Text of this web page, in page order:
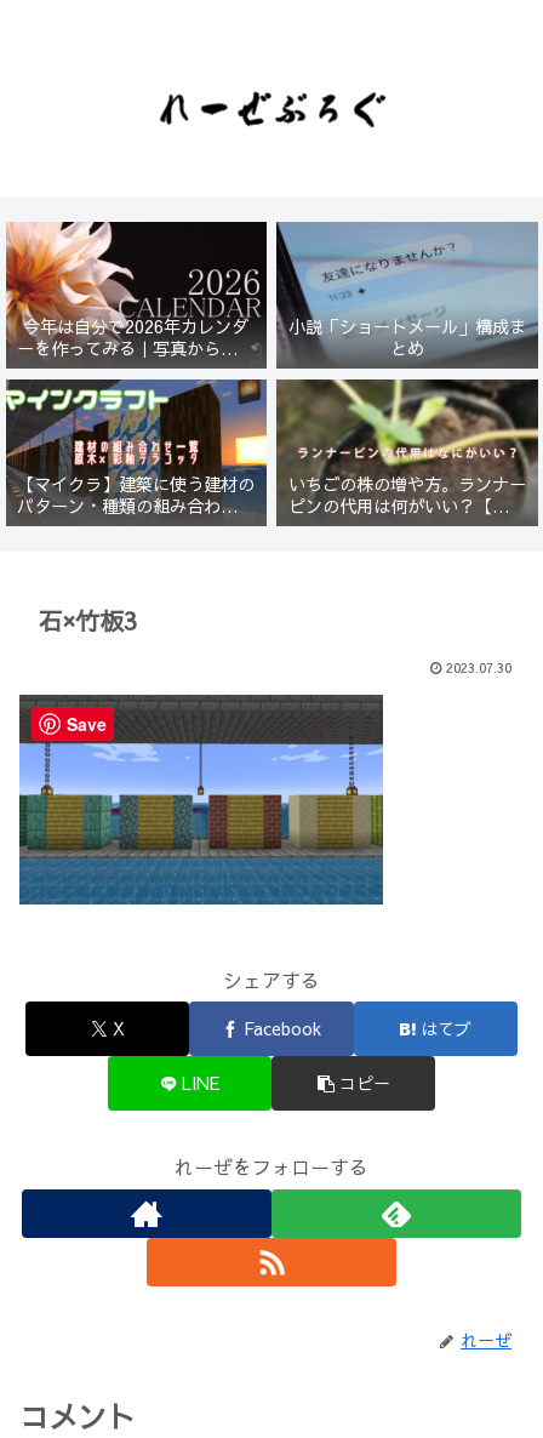
今年は自分で2026年カレンダ
ーを作ってみる｜写真から始ま
る小さなプロジェクト【一灯
花】
小説「ショートメール」構成ま
とめ
【マイクラ】建築に使う建材の
パターン・種類の組み合わせ一
覧！原木×彩釉テラコッタ編
いちごの株の増や方。ランナー
ピンの代用は何がいい？【５年
放置したイチゴは復活するの
石×竹板3
2023.07.30
シェアする
X Facebook はてブ
LINE コピー
れーぜをフォローする
れーぜ
コメント
Save